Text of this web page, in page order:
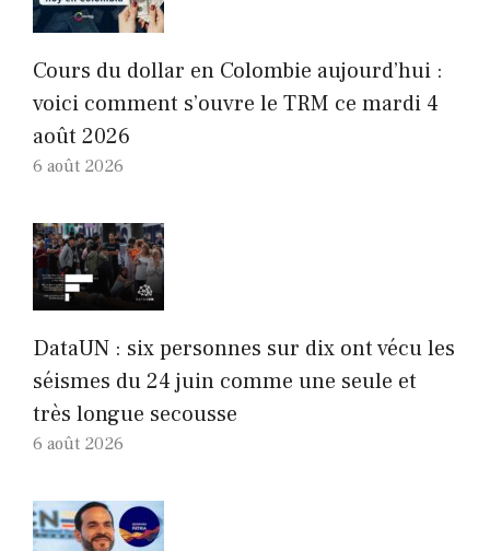
Cours du dollar en Colombie aujourd’hui :
voici comment s’ouvre le TRM ce mardi 4
août 2026
6 août 2026
DataUN : six personnes sur dix ont vécu les
séismes du 24 juin comme une seule et
très longue secousse
6 août 2026